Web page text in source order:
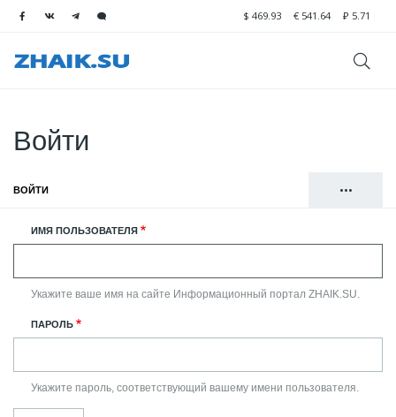
$ 469.93 € 541.64 ₽ 5.71
Войти
•••
вкладки
ВОЙТИ
РЕГИСТРАЦИЯ
ИМЯ ПОЛЬЗОВАТЕЛЯ
Укажите ваше имя на сайте Информационный портал ZHAIK.SU.
ПАРОЛЬ
Укажите пароль, соответствующий вашему имени пользователя.